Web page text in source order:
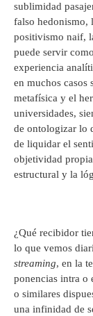
sublimidad
falso hedonismo,
positivismo naif,
puede servir
experiencia
en muchos casos
metafísica y el
universidades,
de ontologizar lo
de liquidar el
objetividad
estructural y la
¿Qué recibidor
lo que vemos
streaming, en la
ponencias intra o
o similares
una infinidad de